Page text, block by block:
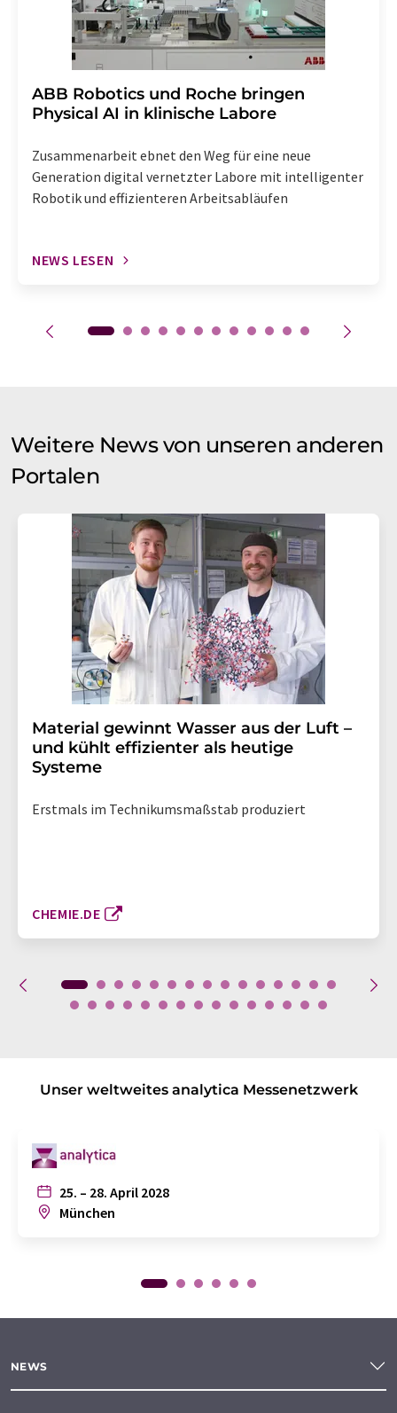
​​​​​​​ABB Robotics und Roche bringen
Physical AI in klinische Labore
Zusammenarbeit ebnet den Weg für eine neue
Generation digital vernetzter Labore mit intelligenter
Robotik und effizienteren Arbeitsabläufen
NEWS LESEN
Weitere News von unseren anderen
Portalen
Material gewinnt Wasser aus der Luft –
und kühlt effizienter als heutige
Systeme
Erstmals im Technikumsmaßstab produziert
CHEMIE.DE
Unser weltweites analytica Messenetzwerk
25. – 28. April 2028
München
NEWS